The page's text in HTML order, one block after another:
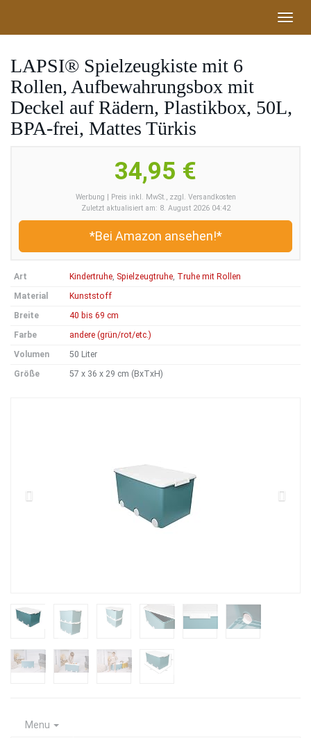
main
LAPSI® Spielzeugkiste mit 6
Rollen, Aufbewahrungsbox mit
Deckel auf Rädern, Plastikbox, 50L,
BPA-frei, Mattes Türkis
34,95 €
Werbung | Preis inkl. MwSt., zzgl. Versandkosten
Zuletzt aktualisiert am: 8. August 2026 04:42
*Bei Amazon ansehen!*
Art Kindertruhe, Spielzeugtruhe, Truhe mit Rollen
Material
Kunststoff
Breite
40 bis 69 cm
Farbe
andere (grün/rot/etc.)
Volumen
50 Liter
Größe
57 x 36 x 29 cm (BxTxH)
Menu